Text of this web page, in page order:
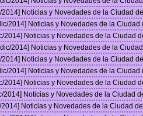
2014] Noticias y Novedades de la Ciudad
2014] Noticias y Novedades de la
2014] Noticias y Novedades de la Ciudad
2014] Noticias y Novedades de la
2014] Noticias y Novedades de la Ciudad
2014] Noticias y Novedades de la
2014] Noticias y Novedades de la Ciudad
2014] Noticias y Novedades de la Ciudad
2014] Noticias y Novedades de la Ciudad